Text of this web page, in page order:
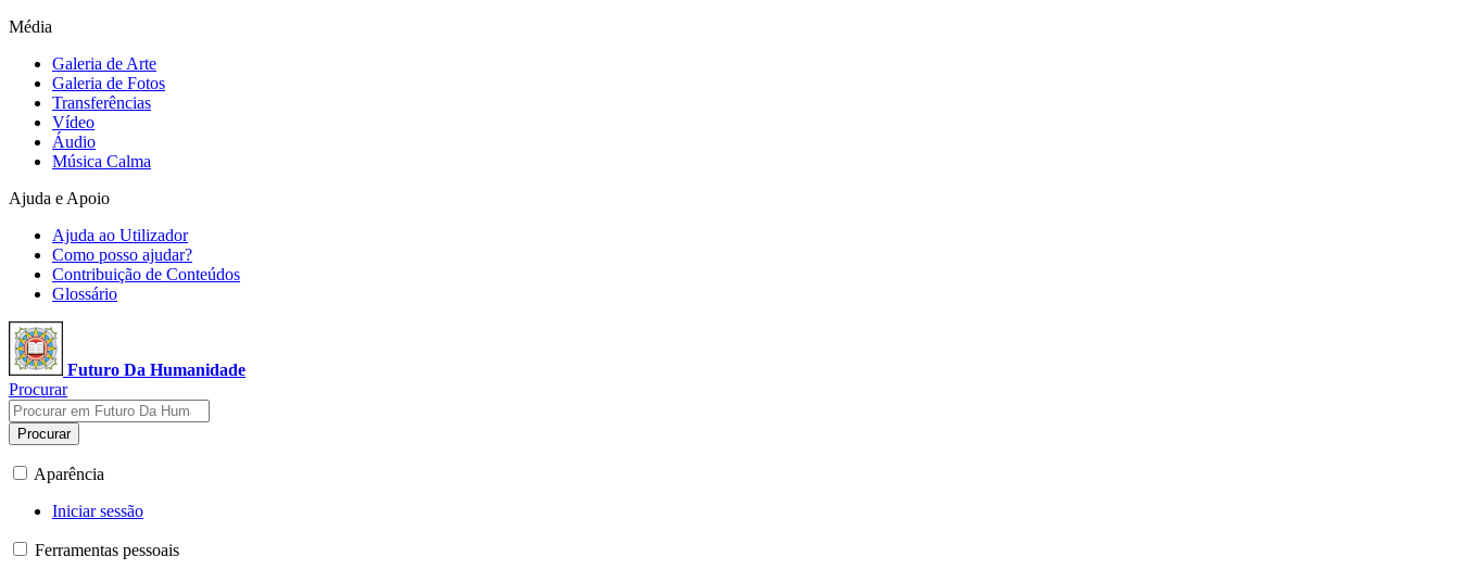
Média
Galeria de Arte
Galeria de Fotos
Transferências
Vídeo
Áudio
Música Calma
Ajuda e Apoio
Ajuda ao Utilizador
Como posso ajudar?
Contribuição de Conteúdos
Glossário
Futuro Da Humanidade
Procurar
Procurar
Aparência
Iniciar sessão
Ferramentas pessoais